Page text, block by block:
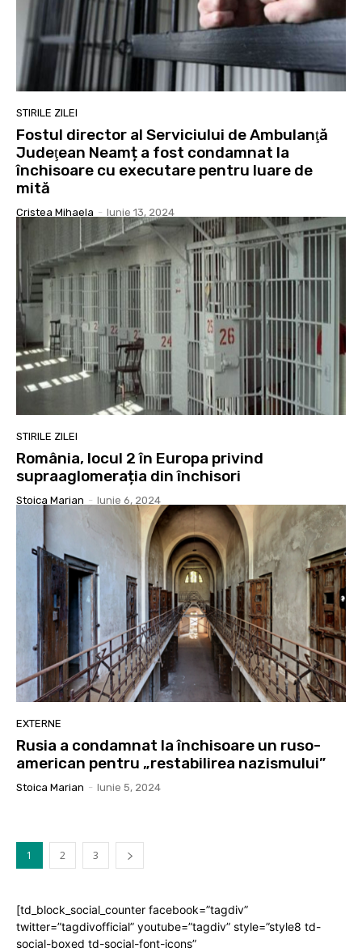
STIRILE ZILEI
Fostul director al Serviciului de Ambulanţă
Judeţean Neamț a fost condamnat la
închisoare cu executare pentru luare de
mită
Cristea Mihaela - Iunie 13, 2024
STIRILE ZILEI
România, locul 2 în Europa privind
supraaglomerația din închisori
Stoica Marian - Iunie 6, 2024
EXTERNE
Rusia a condamnat la închisoare un ruso-
american pentru „restabilirea nazismului”
Stoica Marian - Iunie 5, 2024
1 2 3
[td_block_social_counter facebook=”tagdiv”
twitter=”tagdivofficial” youtube=”tagdiv” style=”style8 td-
social-boxed td-social-font-icons”